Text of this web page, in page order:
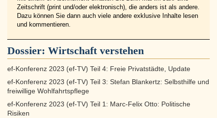
Zeitschrift (print und/oder elektronisch), die anders ist als andere.
Dazu können Sie dann auch viele andere exklusive Inhalte lesen
und kommentieren.
Dossier: Wirtschaft verstehen
ef-Konferenz 2023 (ef-TV) Teil 4: Freie Privatstädte, Update
ef-Konferenz 2023 (ef-TV) Teil 3: Stefan Blankertz: Selbsthilfe und
freiwillige Wohlfahrtspflege
ef-Konferenz 2023 (ef-TV) Teil 1: Marc-Felix Otto: Politische
Risiken